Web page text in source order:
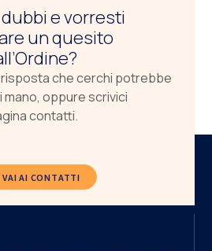
dubbi e vorresti
un quesito
risposta che cerchi potrebbe
oppure scrivici
contatti.
VAI AI CONTATTI